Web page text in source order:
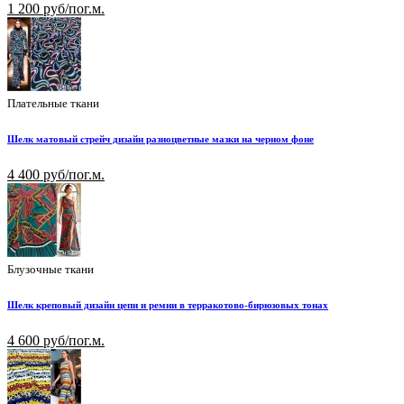
1 200 руб/пог.м.
Плательные ткани
Шелк матовый стрейч дизайн разноцветные мазки на черном фоне
4 400 руб/пог.м.
Блузочные ткани
Шелк креповый дизайн цепи и ремни в терракотово-бирюзовых тонах
4 600 руб/пог.м.